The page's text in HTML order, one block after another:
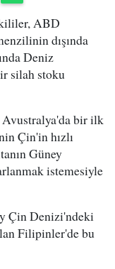
ABD
dışında
Deniz
silah stoku
bir ilk
Çin'in hızlı
Güney
istemesiyle
Çin Denizi'ndeki
Filipinler'de bu